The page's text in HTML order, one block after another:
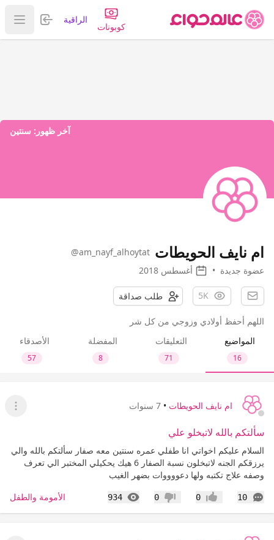
كوبونات
الراقية تسجيل
عرض
آخر ظهور: سنتين
ام نايف الحويطات @am_nayf_alhoytat
عضوة جديدة • أغسطس 2018
5K طلب صداقة
اللهم أحفظ أولادي وزوجي من كل شر
المواضيع
16
التعليقات
71
المفضلة
8
الأصدقاء
57
ام نايف الحويطات • 7 سنوات
عرض
سألتكم بالله لاتبخلو علي
السلام عليكم اخواتي انا طفلي عمره سنتين معه صفار سألتكم بالله والي
يرزقكم الجنه لاتبخلون نسبة الصفار 6 هيك يحكيلي المختبر الي تعرف
وصفه علاج تكتبه ولها دعووووات بضهر الغيب
10
التعليقات إعجاب0 عدم إعجاب
0
934
المشاهدات الأمومة والطفل